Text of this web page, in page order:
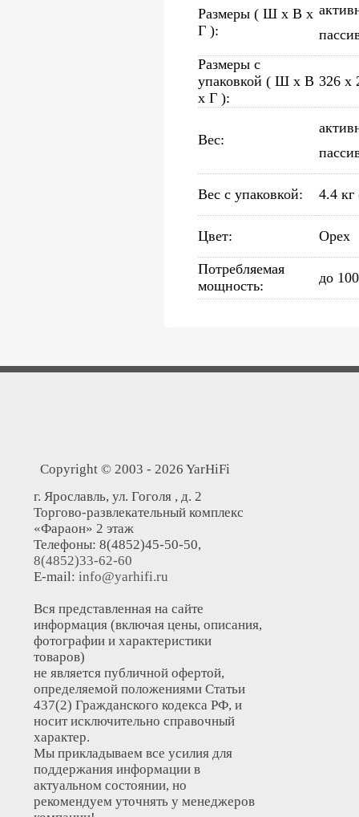
Размеры ( Ш x В x
Г ):
Размеры с
упаковкой ( Ш x В
x Г ):
326 х
Вес:
Вес с упаковкой: 4.4
Цвет: Орех
Потребляемая
мощность:
до
Copyright © 2003 - 2026 YarHiFi
г. Ярославль, ул. Гоголя , д. 2
Торгово-развлекательный комплекс
«Фараон» 2 этаж
Телефоны: 8(4852)45-50-50,
8(4852)33-62-60
E-mail: info@yarhifi.ru
Вся представленная на сайте
информация (включая цены, описания,
фотографии и характеристики
товаров)
не является публичной офертой,
определяемой положениями Статьи
437(2) Гражданского кодекса РФ, и
носит исключительно справочный
характер.
Мы прикладываем все усилия для
поддержания информации в
актуальном состоянии, но
рекомендуем уточнять у менеджеров